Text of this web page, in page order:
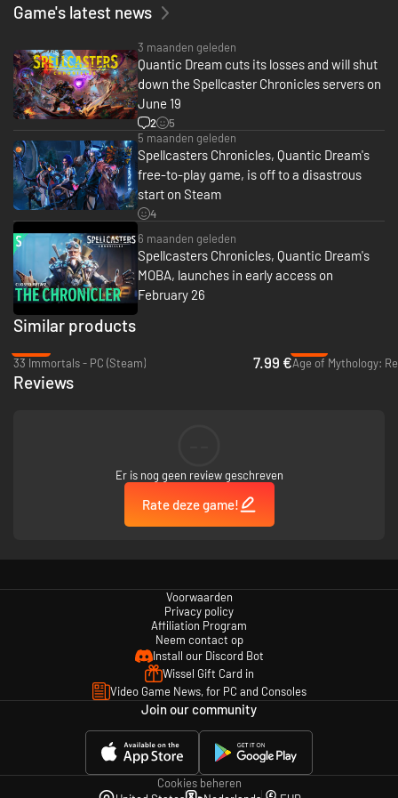
Game's latest news
3 maanden geleden
Quantic Dream cuts its losses and will shut
down the Spellcaster Chronicles servers on
June 19
2
5
5 maanden geleden
Spellcasters Chronicles, Quantic Dream's
free-to-play game, is off to a disastrous
start on Steam
4
6 maanden geleden
Spellcasters Chronicles, Quantic Dream's
MOBA, launches in early access on
February 26
Similar products
33 Immortals - PC (Steam)
7.99 €Age of Mythology:
Reviews
Er is nog geen review geschreven
Rate deze game!
Voorwaarden
Privacy policy
Affiliation Program
Neem contact op
Install our Discord Bot
Wissel Gift Card in
Video Game News, for PC and Consoles
Join our community
Cookies beheren